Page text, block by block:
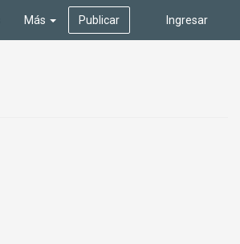
Ingresar
Más Publicar